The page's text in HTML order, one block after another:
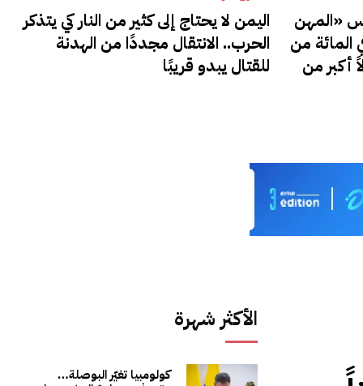
«المهن
في السينما… 30 في المائة من
أكبر من
اليمن لا يحتاج إلى كثير من النار كي يتذكر
الحرب.. الانتقال مجددًا من الهدنة
للقتال يبدو قريبًا
الأكثر شهرة
كولومبيا تغيّر البوصلة…